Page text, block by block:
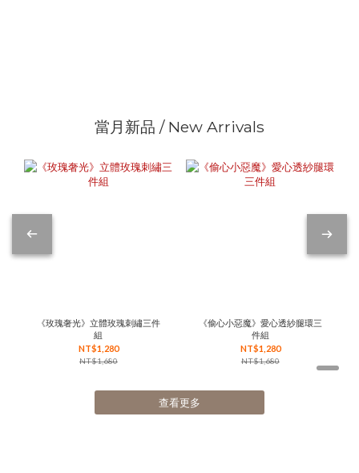
當月新品 / New Arrivals
《玫瑰奢光》立體玫瑰刺繡三件
組
NT$1,280
NT$1,680
《偷心小惡魔》愛心透紗腿環三
件組
NT$1,280
NT$1,680
查看更多